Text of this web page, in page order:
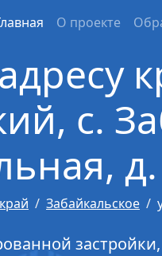
О проекте
с.
Забайкальское